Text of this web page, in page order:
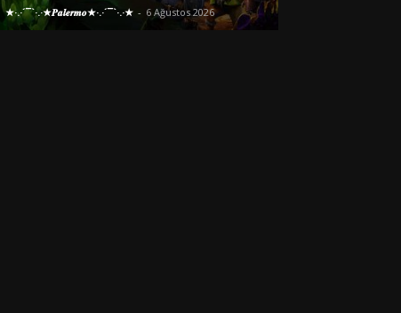
★·.·´¯`·.·★𝑷𝒂𝒍𝒆𝒓𝒎𝒐★·.·´¯`·.·★ - 6 Ağustos 2026